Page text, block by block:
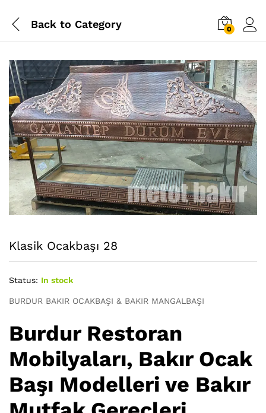
Back to Category 0
Klasik Ocakbaşı 28
Status: In stock
BURDUR BAKIR OCAKBAŞI & BAKIR MANGALBAŞI
Burdur Restoran
Mobilyaları, Bakır Ocak
Başı Modelleri ve Bakır